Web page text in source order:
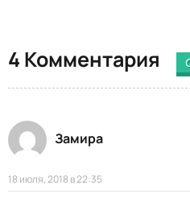
4 Комментария
Замира
18 июля, 2018 в 22:35